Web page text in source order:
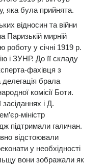
яка була прийнята.
відносин та війни
Паризькій мирній
роботу у січні 1919 р.
і ЗУНР. До її складу
фахівця з
делегація брала
комісії Боти.
і Д.
міністр
підтримали галичан.
відстоювали
у необхідності
вони зображали як